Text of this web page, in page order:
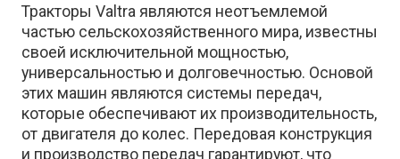
Тракторы Valtra являются неотъемлемой
частью сельскохозяйственного мира, известны
своей исключительной мощностью,
универсальностью и долговечностью. Основой
этих машин являются системы передач,
которые обеспечивают их производительность,
от двигателя до колес. Передовая конструкция
и производство передач гарантируют, что